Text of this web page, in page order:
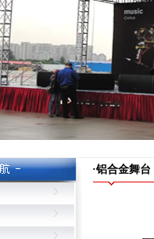
·铝合金舞台